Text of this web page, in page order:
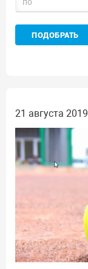
21 августа 2019